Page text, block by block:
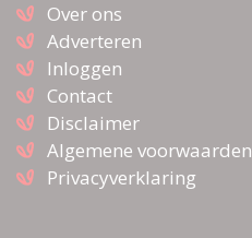
Over ons
Adverteren
Inloggen
Contact
Disclaimer
Algemene voorwaarden
Privacyverklaring